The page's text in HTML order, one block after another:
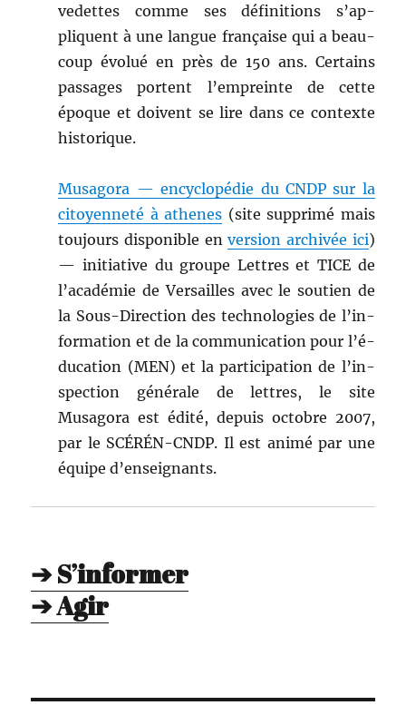
vedettes comme ses déf­i­ni­tions s’ap­
pliquent à une langue française qui a beau­
coup évolué en près de 150 ans. Cer­tains
pas­sages por­tent l’empreinte de cette
époque et doivent se lire dans ce con­texte
historique.
Musago­ra — ency­clopédie du CNDP sur la
citoyen­neté à athenes (site sup­primé mais
tou­jours disponible enver­sion archivée ici)
— ini­tia­tive du groupe Let­tres et TICE de
l’a­cadémie de Ver­sailles avec le sou­tien de
la Sous-Direc­tion des tech­nolo­gies de l’in­
for­ma­tion et de la com­mu­ni­ca­tion pour l’é­
d­u­ca­tion (MEN) et la par­tic­i­pa­tion de l’in­
spec­tion générale de let­tres, le site
Musago­ra est édité, depuis octo­bre 2007,
par le SCÉRÉN-CNDP. Il est ani­mé par une
équipe d’enseignants.
➔ S’informer
➔ Agir